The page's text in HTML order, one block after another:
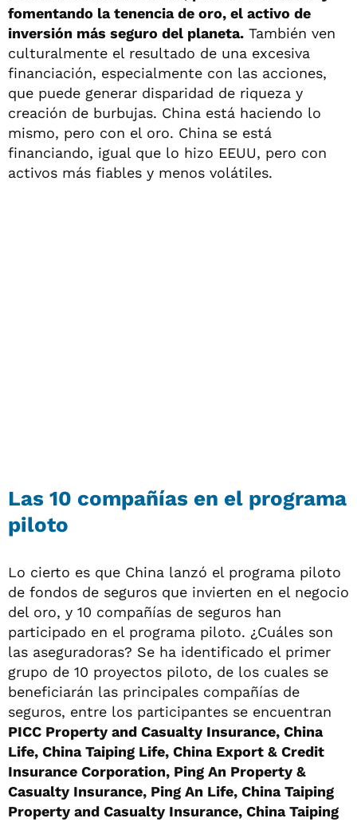
fomentando la tenencia de oro, el activo de
inversión más seguro del planeta. También ven
culturalmente el resultado de una excesiva
financiación, especialmente con las acciones,
que puede generar disparidad de riqueza y
creación de burbujas. China está haciendo lo
mismo, pero con el oro. China se está
financiando, igual que lo hizo EEUU, pero con
activos más fiables y menos volátiles.
Las 10 compañías en el programa
piloto
Lo cierto es que China lanzó el programa piloto
de fondos de seguros que invierten en el negocio
del oro, y 10 compañías de seguros han
participado en el programa piloto. ¿Cuáles son
las aseguradoras? Se ha identificado el primer
grupo de 10 proyectos piloto, de los cuales se
beneficiarán las principales compañías de
seguros, entre los participantes se encuentran
PICC Property and Casualty Insurance, China
Life, China Taiping Life, China Export & Credit
Insurance Corporation, Ping An Property &
Casualty Insurance, Ping An Life, China Taiping
Property and Casualty Insurance, China Taiping